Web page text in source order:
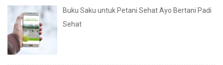
Buku Saku untuk Petani Sehat Ayo Bertani Padi
Sehat